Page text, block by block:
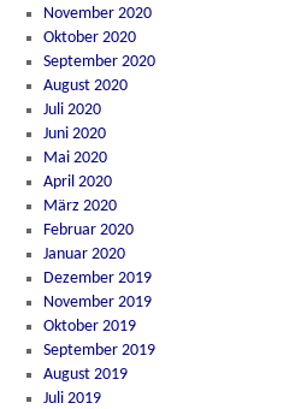
November 2020
Oktober 2020
September 2020
August 2020
Juli 2020
Juni 2020
Mai 2020
April 2020
März 2020
Februar 2020
Januar 2020
Dezember 2019
November 2019
Oktober 2019
September 2019
August 2019
Juli 2019